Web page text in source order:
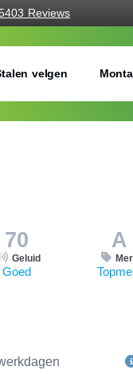
5403 Reviews
velgen
70
Geluid
Goed
A